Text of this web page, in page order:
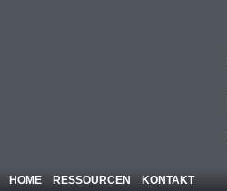
HOME RESSOURCEN KONTAKT